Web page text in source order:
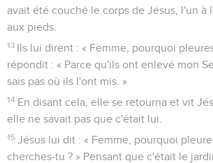
avait été couché le corps de Jésus, l'un à
aux pieds.
13 Ils lui dirent : « Femme, pourquoi
répondit : « Parce qu'ils ont enlevé mon
sais pas où ils l'ont mis. »
14 En disant cela, elle se retourna et vit
elle ne savait pas que c'était lui.
15 Jésus lui dit : « Femme, pourquoi
cherches-tu ? » Pensant que c'était le